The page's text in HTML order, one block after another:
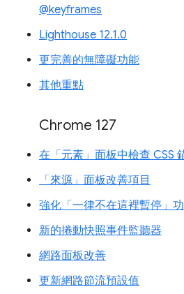
@keyframes
Lighthouse 12.1.0
更完善的無障礙功能
其他重點
Chrome 127
在「元素」面板中檢查 CSS
「來源」面板改善項目
強化「一律不在這裡暫停」
新的捲動快照事件監聽器
網路面板改善
更新網路節流預設值